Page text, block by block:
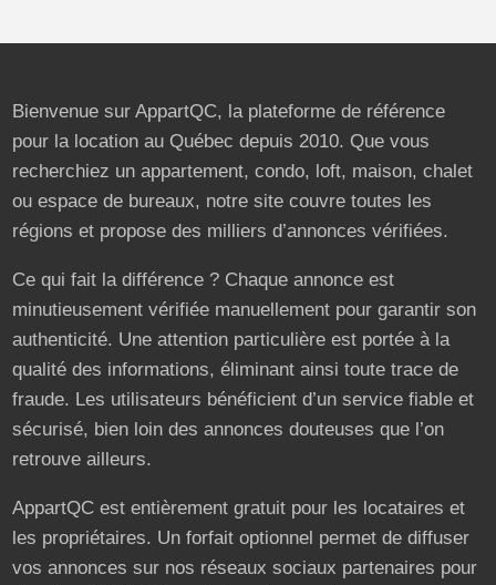
Bienvenue sur AppartQC, la plateforme de référence
pour la location au Québec depuis 2010. Que vous
recherchiez un appartement, condo, loft, maison, chalet
ou espace de bureaux, notre site couvre toutes les
régions et propose des milliers d’annonces vérifiées.
Ce qui fait la différence ? Chaque annonce est
minutieusement vérifiée manuellement pour garantir son
authenticité. Une attention particulière est portée à la
qualité des informations, éliminant ainsi toute trace de
fraude. Les utilisateurs bénéficient d’un service fiable et
sécurisé, bien loin des annonces douteuses que l’on
retrouve ailleurs.
AppartQC est entièrement gratuit pour les locataires et
les propriétaires. Un forfait optionnel permet de diffuser
vos annonces sur nos réseaux sociaux partenaires pour